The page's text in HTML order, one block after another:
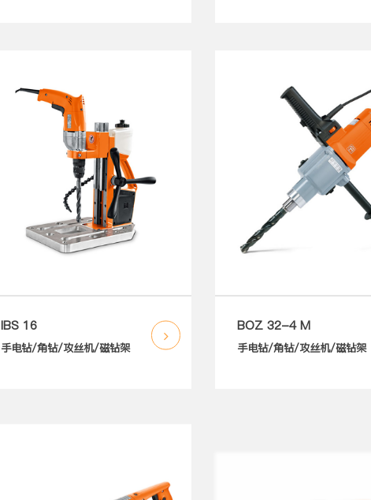
IBS 16
手电钻/角钻/攻丝机/磁钻架
BOZ 32-4 M
手电钻/角钻/攻丝机/磁钻架